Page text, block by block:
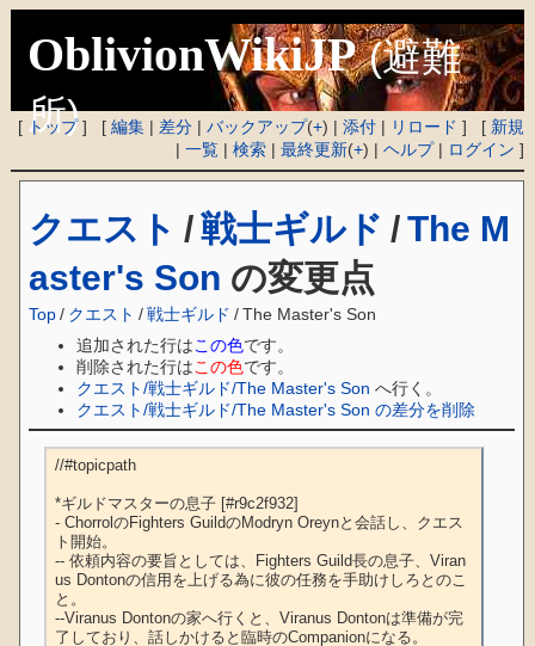
OblivionWikiJP (避難
所)
[ トップ] [編集 | 差分 |バックアップ(+) |添付 | リロード ] [ 新規
|一覧 |検索 |最終更新(+) |ヘルプ| ログイン ]
クエスト /戦士ギルド /The M
aster's Son の変更点
Top / クエスト /戦士ギルド / The Master's Son
追加された行はこの色です。
削除された行はこの色です。
クエスト/戦士ギルド/The Master's Son へ行く。
クエスト/戦士ギルド/The Master's Son の差分を削除
//#topicpath
*ギルドマスターの息子 [#r9c2f932]
- ChorrolのFighters GuildのModryn Oreynと会話し、クエス
ト開始。
-- 依頼内容の要旨としては、Fighters Guild長の息子、Viran
us Dontonの信用を上げる為に彼の任務を手助けしろとのこ
と。
--Viranus Dontonの家へ行くと、Viranus Dontonは準備が完